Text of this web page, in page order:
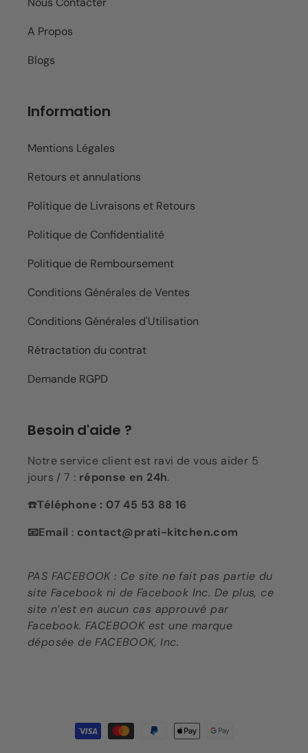
A Propos
Blogs
Information
Mentions Légales
Retours et annulations
Politique de Livraisons et Retours
Politique de Confidentialité
Politique de Remboursement
Conditions Générales de Ventes
Conditions Générales d'Utilisation
Rétractation du contrat
Demande RGPD
Besoin d'aide ?
Notre service client est ravi de vous aider 5
jours / 7 : réponse en 24h.
☎️Téléphone : 07 45 53 88 16
📧Email : contact@prati-kitchen.com
PAS FACEBOOK : Ce site ne fait pas partie du
site Facebook ni de Facebook Inc. De plus, ce
site n’est en aucun cas approuvé par
Facebook. FACEBOOK est une marque
déposée de FACEBOOK, Inc.
de